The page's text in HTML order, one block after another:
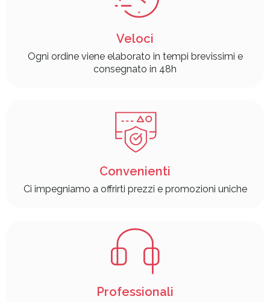
Veloci
Ogni ordine viene elaborato in tempi brevissimi e
consegnato in 48h
Convenienti
Ci impegniamo a offrirti prezzi e promozioni uniche
Professionali